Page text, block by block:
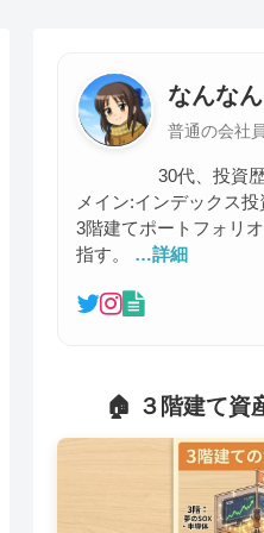
なんなん
普通の会社
30代、投資歴
メイン:インデックス
3階建てポートフォリ
指す。 …詳細
🏠 ３階建て資